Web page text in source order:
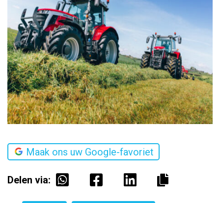
Maak ons uw Google-favoriet
Delen via: